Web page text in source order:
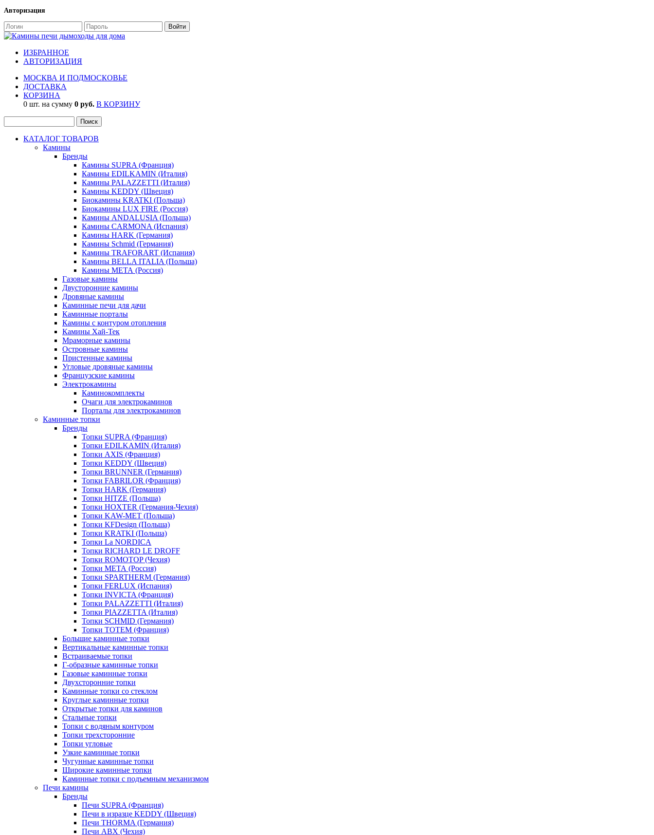
Авторизация
ИЗБРАННОЕ
АВТОРИЗАЦИЯ
МОСКВА И ПОДМОСКОВЬЕ
ДОСТАВКА
КОРЗИНА
0 шт. на сумму 0 руб. В КОРЗИНУ
КАТАЛОГ ТОВАРОВ
Камины
Бренды
Камины SUPRA (Франция)
Камины EDILKAMIN (Италия)
Камины PALAZZETTI (Италия)
Камины KEDDY (Швеция)
Биокамины KRATKI (Польша)
Биокамины LUX FIRE (Россия)
Камины ANDALUSIA (Польша)
Камины CARMONA (Испания)
Камины HARK (Германия)
Камины Schmid (Германия)
Камины TRAFORART (Испания)
Камины BELLA ITALIA (Польша)
Камины МЕТА (Россия)
Газовые камины
Двусторонние камины
Дровяные камины
Каминные печи для дачи
Каминные порталы
Камины с контуром отопления
Камины Хай-Тек
Мраморные камины
Островные камины
Пристенные камины
Угловые дровяные камины
Французские камины
Электрокамины
Каминокомплекты
Очаги для электрокаминов
Порталы для электрокаминов
Каминные топки
Бренды
Топки SUPRA (Франция)
Топки EDILKAMIN (Италия)
Топки AXIS (Франция)
Топки KEDDY (Швеция)
Топки BRUNNER (Германия)
Топки FABRILOR (Франция)
Топки HARK (Германия)
Топки HITZE (Польша)
Топки HOXTER (Германия-Чехия)
Топки KAW-MET (Польша)
Топки KFDesign (Польша)
Топки KRATKI (Польша)
Топки La NORDICA
Топки RICHARD LE DROFF
Топки ROMOTOP (Чехия)
Топки МЕТА (Россия)
Топки SPARTHERM (Германия)
Топки FERLUX (Испания)
Топки INVICTA (Франция)
Топки PALAZZETTI (Италия)
Топки PIAZZETTA (Италия)
Топки SCHMID (Германия)
Топки TOTEM (Франция)
Большие каминные топки
Вертикальные каминные топки
Встраиваемые топки
Г-образные каминные топки
Газовые каминные топки
Двухсторонние топки
Каминные топки со стеклом
Круглые каминные топки
Открытые топки для каминов
Стальные топки
Топки с водяным контуром
Топки трехсторонние
Топки угловые
Узкие каминные топки
Чугунные каминные топки
Широкие каминные топки
Каминные топки с подъемным механизмом
Печи камины
Бренды
Печи SUPRA (Франция)
Печи в изразце KEDDY (Швеция)
Печи THORMA (Германия)
Печи ABX (Чехия)